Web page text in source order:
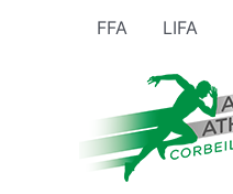
FFA LIFA